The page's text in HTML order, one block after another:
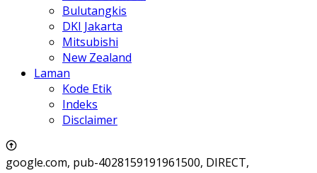
Bulutangkis
DKI Jakarta
Mitsubishi
New Zealand
Laman
Kode Etik
Indeks
Disclaimer
google.com, pub-4028159191961500, DIRECT,